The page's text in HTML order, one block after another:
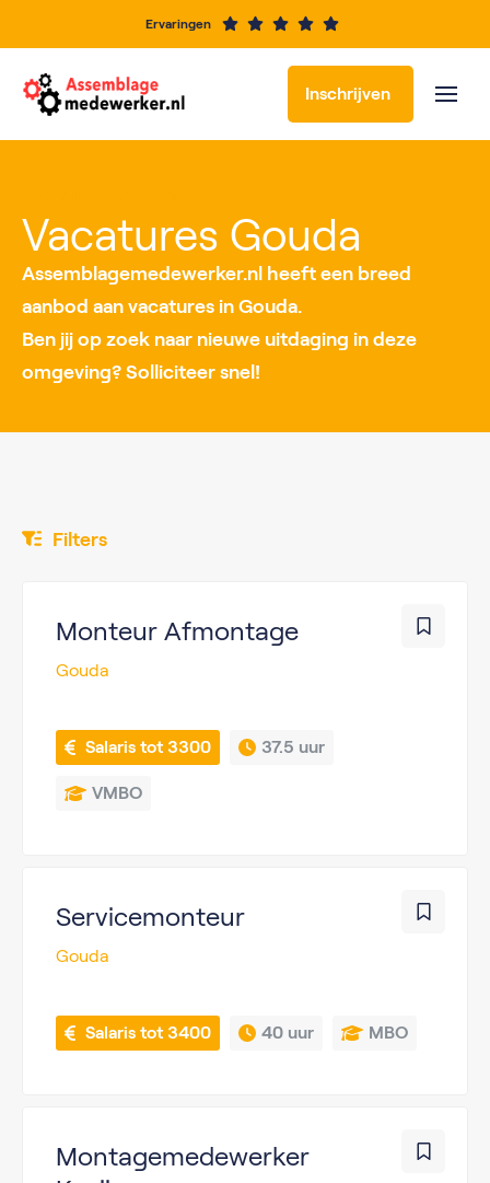
Ervaringen
Inschrijven
Vacatures Gouda
Assemblagemedewerker.nl heeft een breed
aanbod aan vacatures in Gouda.
Ben jij op zoek naar nieuwe uitdaging in deze
omgeving? Solliciteer snel!
Filters
Monteur Afmontage
Gouda
Salaris tot 3300 37.5 uur
VMBO
Servicemonteur
Gouda
Salaris tot 3400 40 uur MBO
Montagemedewerker